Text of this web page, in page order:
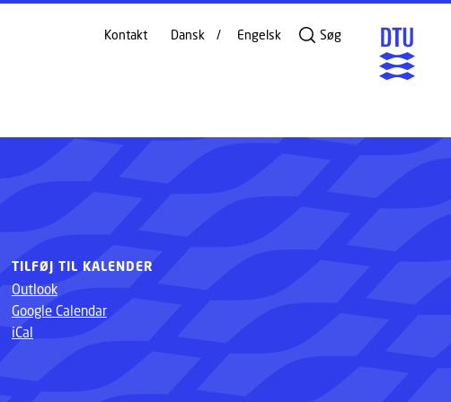
Kontakt Dansk Engelsk Søg
TILFØJ TIL KALENDER
Outlook
Google Calendar
iCal